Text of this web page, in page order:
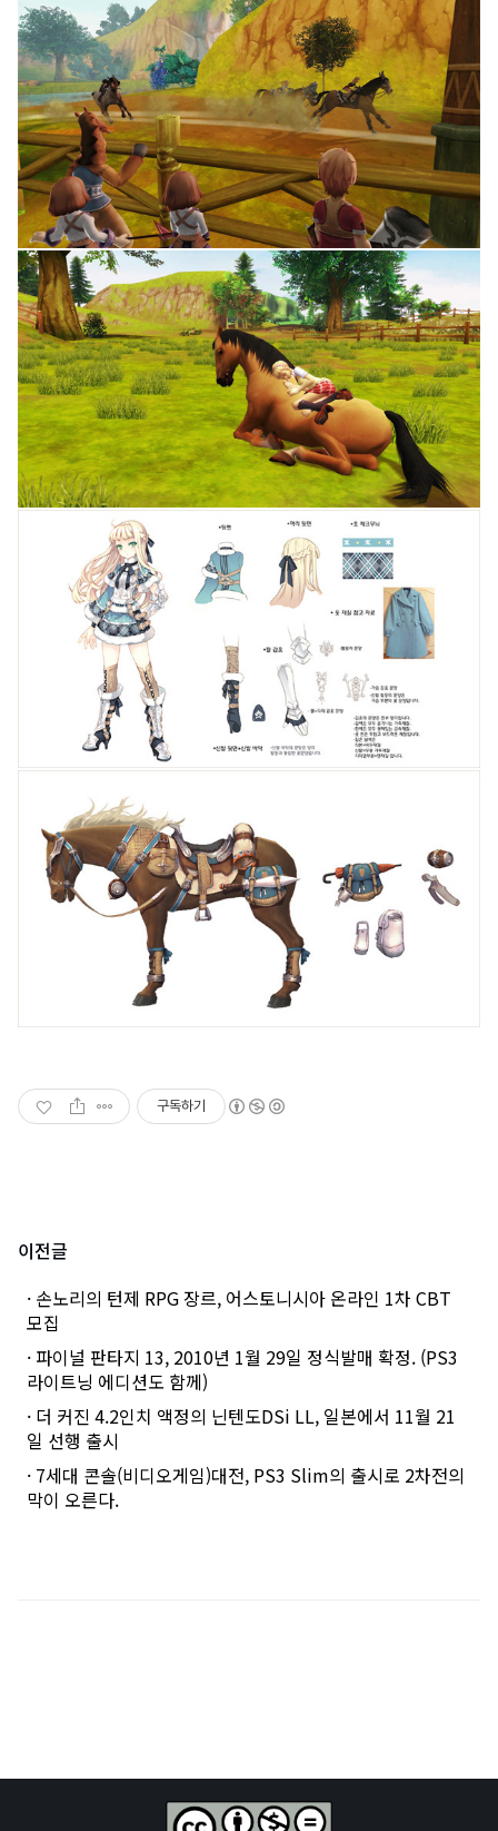
구독하기
이전글
· 손노리의 턴제 RPG 장르, 어스토니시아 온라인 1차 CBT
모집
· 파이널 판타지 13, 2010년 1월 29일 정식발매 확정. (PS3
라이트닝 에디션도 함께)
· 더 커진 4.2인치 액정의 닌텐도DSi LL, 일본에서 11월 21
일 선행 출시
· 7세대 콘솔(비디오게임)대전, PS3 Slim의 출시로 2차전의
막이 오른다.